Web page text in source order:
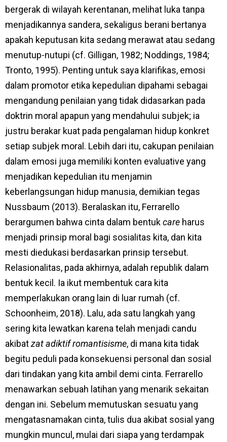
bergerak di wilayah kerentanan, melihat luka tanpa
menjadikannya sandera, sekaligus berani bertanya
apakah keputusan kita sedang merawat atau sedang
menutup-nutupi (cf. Gilligan, 1982; Noddings, 1984;
Tronto, 1995). Penting untuk saya klarifikas, emosi
dalam promotor etika kepedulian dipahami sebagai
mengandung penilaian yang tidak didasarkan pada
doktrin moral apapun yang mendahului subjek; ia
justru berakar kuat pada pengalaman hidup konkret
setiap subjek moral. Lebih dari itu, cakupan penilaian
dalam emosi juga memiliki konten evaluative yang
menjadikan kepedulian itu menjamin
keberlangsungan hidup manusia, demikian tegas
Nussbaum (2013). Beralaskan itu, Ferrarello
berargumen bahwa cinta dalam bentukcare harus
menjadi prinsip moral bagi sosialitas kita, dan kita
mesti diedukasi berdasarkan prinsip tersebut.
Relasionalitas, pada akhirnya, adalah republik dalam
bentuk kecil. Ia ikut membentuk cara kita
memperlakukan orang lain di luar rumah (cf.
Schoonheim, 2018). Lalu, ada satu langkah yang
sering kita lewatkan karena telah menjadi candu
akibatzat adiktif romantisisme, di mana kita tidak
begitu peduli pada konsekuensi personal dan sosial
dari tindakan yang kita ambil demi cinta. Ferrarello
menawarkan sebuah latihan yang menarik sekaitan
dengan ini. Sebelum memutuskan sesuatu yang
mengatasnamakan cinta, tulis dua akibat sosial yang
mungkin muncul, mulai dari siapa yang terdampak